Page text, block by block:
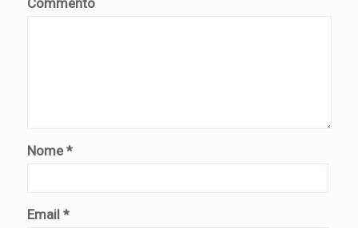
Nome*
Email *